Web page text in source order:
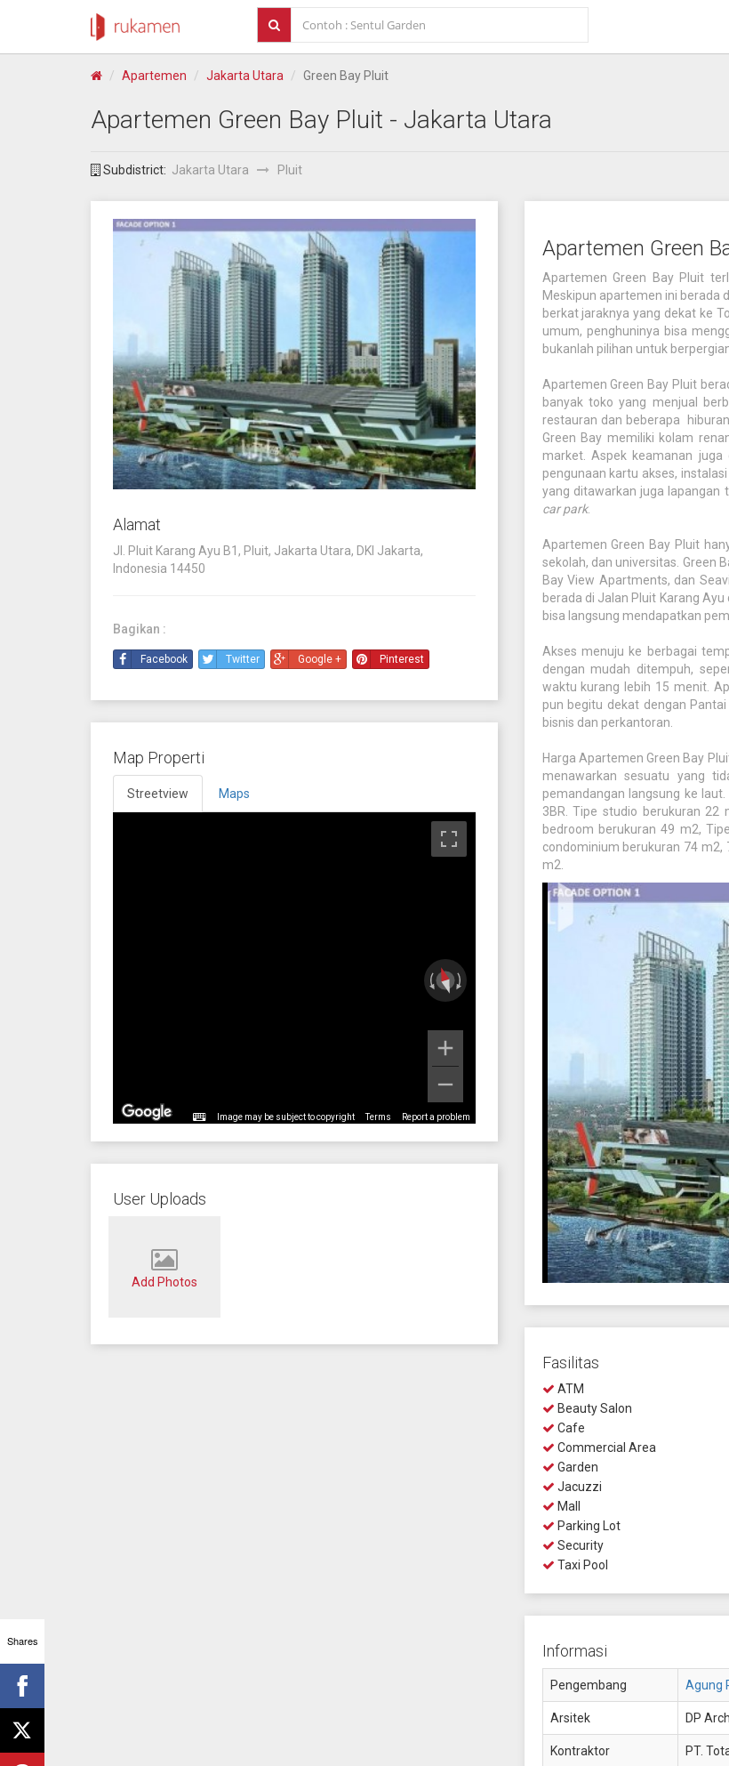
Apartemen Jakarta Utara Green Bay Pluit
Apartemen Green Bay Pluit - Jakarta Utara
Subdistrict: Jakarta Utara Pluit
Apartemen Green
Apartemen Green Bay Pluit
Meskipun apartemen ini berada
berkat jaraknya yang dekat ke
umum, penghuninya bisa
bukanlah pilihan untuk
Apartemen Green Bay Pluit
banyak toko yang menjual
restauran dan beberapa
Green Bay memiliki kolam
market. Aspek keamanan
pengunaan kartu akses,
yang ditawarkan juga lapangan
car park.
Apartemen Green Bay Pluit
sekolah, dan universitas. Green
Bay View Apartments, dan
berada di Jalan Pluit Karang
bisa langsung mendapatkan
Akses menuju ke berbagai
dengan mudah ditempuh,
waktu kurang lebih 15 menit.
pun begitu dekat dengan
bisnis dan perkantoran.
Harga Apartemen Green Bay
menawarkan sesuatu yang
pemandangan langsung ke
3BR. Tipe studio berukuran
bedroom berukuran 49 m2,
condominium berukuran 74
m2.
Fasilitas
ATM
Beauty Salon
Cafe
Commercial Area
Garden
Jacuzzi
Mall
Parking Lot
Security
Taxi Pool
Informasi
Pengembang Agung
Arsitek DP
Kontraktor PT.
Alamat
Jl. Pluit Karang Ayu B1, Pluit, Jakarta Utara, DKI Jakarta,
Indonesia 14450
Bagikan :
Facebook Twitter Google + Pinterest
Map Properti
Streetview Maps
Image may be subject to copyright Terms Report a problem
User Uploads
Add Photos
Shares